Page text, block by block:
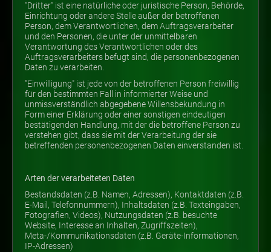
"Dritter" ist eine natürliche oder juristische Person, Behörde,
Einrichtung oder andere Stelle außer der betroffenen
Person, dem Verantwortlichen, dem Auftragsverarbeiter
und den Personen, die unter der unmittelbaren
Verantwortung des Verantwortlichen oder des
Auftragsverarbeiters befugt sind, die personenbezogenen
Daten zu verarbeiten.
"Einwilligung" ist jede von der betroffenen Person freiwillig
für den bestimmten Fall in informierter Weise und
unmissverständlich abgegebene Willensbekundung in
Form einer Erklärung oder einer sonstigen eindeutigen
bestätigenden Handlung, mit der die betroffene Person zu
verstehen gibt, dass sie mit der Verarbeitung der sie
betreffenden personenbezogenen Daten einverstanden ist.
Arten der verarbeiteten Daten
Bestandsdaten (z.B. Namen, Adressen), Kontaktdaten (z.B.
E-Mail, Telefonnummern), Inhaltsdaten (z.B. Texteingaben,
Fotografien, Videos), Nutzungsdaten (z.B. besuchte
Website, Interesse an Inhalten, Zugriffszeiten),
Meta-/Kommunikationsdaten (z.B. Geräte-Informationen,
IP-Adressen)